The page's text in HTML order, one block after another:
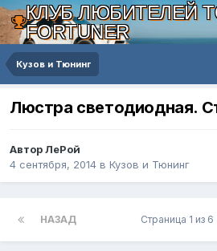
КЛУБ ЛЮБИТЕЛЕЙ
FORTUNER
Кузов и Тюнинг
Люстра светодиодная.
Автор ЛеРой
4 сентября, 2014 в Кузов и Тюнинг
НАЗАД Страница 1 из 6